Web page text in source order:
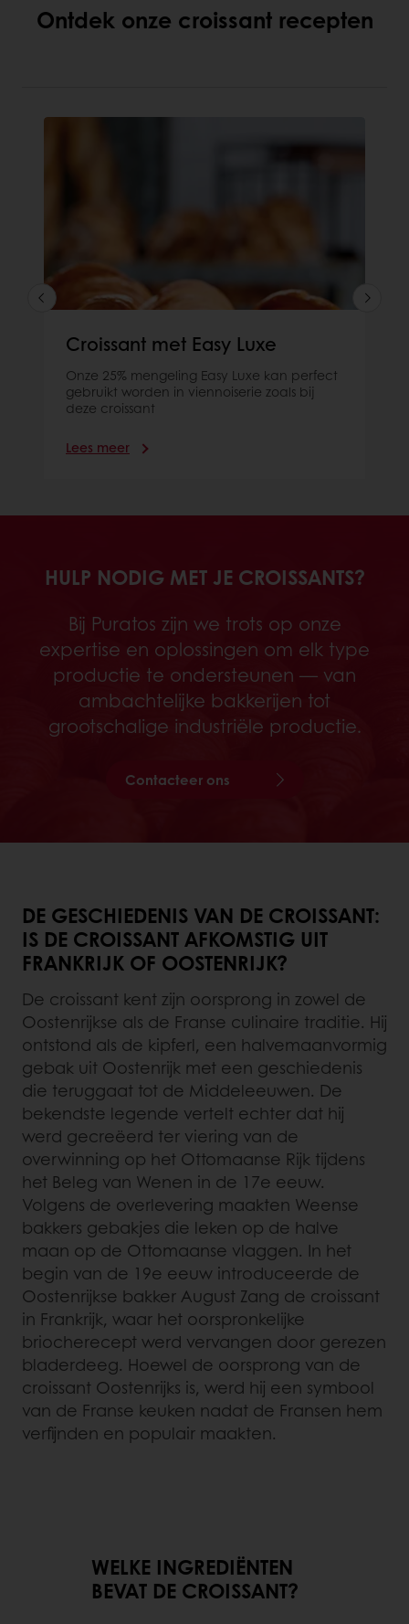
Ontdek onze croissant recepten
Croissant met Easy Luxe
Onze 25% mengeling Easy Luxe kan perfect
gebruikt worden in viennoiserie zoals bij
deze croissant
Lees meer
HULP NODIG MET JE CROISSANTS?
Bij Puratos zijn we trots op onze
expertise en oplossingen om elk type
productie te ondersteunen — van
ambachtelijke bakkerijen tot
grootschalige industriële productie.
Contacteer ons
DE GESCHIEDENIS VAN DE CROISSANT:
IS DE CROISSANT AFKOMSTIG UIT
FRANKRIJK OF OOSTENRIJK?
De croissant kent zijn oorsprong in zowel de
Oostenrijkse als de Franse culinaire traditie. Hij
ontstond als de kipferl, een halvemaanvormig
gebak uit Oostenrijk met een geschiedenis
die teruggaat tot de Middeleeuwen. De
bekendste legende vertelt echter dat hij
werd gecreëerd ter viering van de
overwinning op het Ottomaanse Rijk tijdens
het Beleg van Wenen in de 17e eeuw.
Volgens de overlevering maakten Weense
bakkers gebakjes die leken op de halve
maan op de Ottomaanse vlaggen. In het
begin van de 19e eeuw introduceerde de
Oostenrijkse bakker August Zang de croissant
in Frankrijk, waar het oorspronkelijke
briocherecept werd vervangen door gerezen
bladerdeeg. Hoewel de oorsprong van de
croissant Oostenrijks is, werd hij een symbool
van de Franse keuken nadat de Fransen hem
verfijnden en populair maakten.
WELKE INGREDIËNTEN
BEVAT DE CROISSANT?